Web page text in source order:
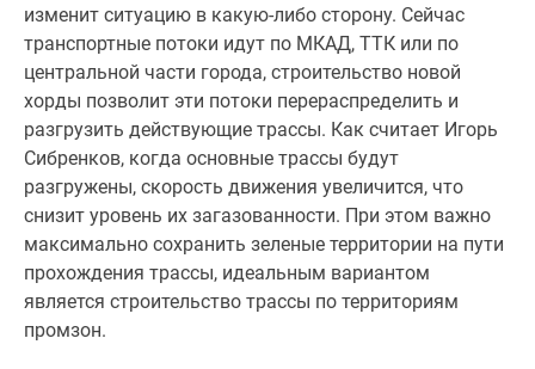
изменит ситуацию в какую-либо сторону. Сейчас
транспортные потоки идут по МКАД, ТТК или по
центральной части города, строительство новой
хорды позволит эти потоки перераспределить и
разгрузить действующие трассы. Как считает Игорь
Сибренков, когда основные трассы будут
разгружены, скорость движения увеличится, что
снизит уровень их загазованности. При этом важно
максимально сохранить зеленые территории на пути
прохождения трассы, идеальным вариантом
является строительство трассы по территориям
промзон.